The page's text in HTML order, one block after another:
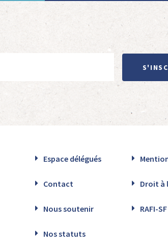
Espace délégués
Contact Droit à
Nous soutenir RAFI-SF
Nos statuts